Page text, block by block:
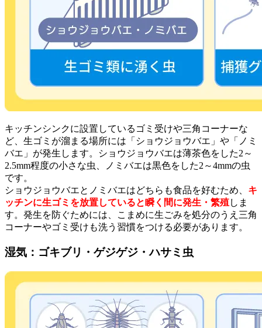
キッチンシンクに設置しているゴミ受けや三角コーナーな
ど、生ゴミが溜まる場所には「ショウジョウバエ」や「ノミ
バエ」が発生します。ショウジョウバエは薄茶色をした2～
2.5mm程度の小さな虫、ノミバエは黒色をした2～4mmの虫
です。
ショウジョウバエとノミバエはどちらも食品を好むため、 キ
ッチンに生ゴミを放置していると瞬く間に発生・繁殖しま
す。発生を防ぐためには、こまめに生ごみを処分のうえ三角
コーナーやゴミ受けも洗う習慣をつける必要があります。
湿気：ゴキブリ・ゲジゲジ・ハサミ虫